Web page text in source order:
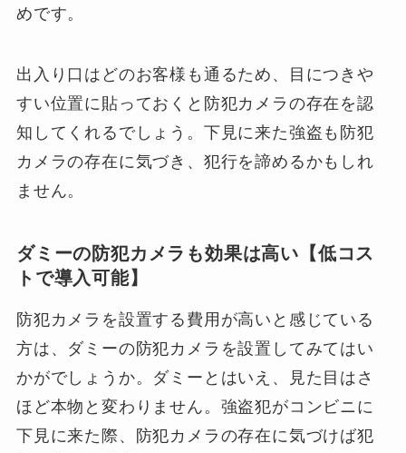
めです。
出入り口はどのお客様も通るため、目につきや
すい位置に貼っておくと防犯カメラの存在を認
知してくれるでしょう。下見に来た強盗も防犯
カメラの存在に気づき、犯行を諦めるかもしれ
ません。
ダミーの防犯カメラも効果は高い【低コス
トで導入可能】
防犯カメラを設置する費用が高いと感じている
方は、ダミーの防犯カメラを設置してみてはい
かがでしょうか。ダミーとはいえ、見た目はさ
ほど本物と変わりません。強盗犯がコンビニに
下見に来た際、防犯カメラの存在に気づけば犯